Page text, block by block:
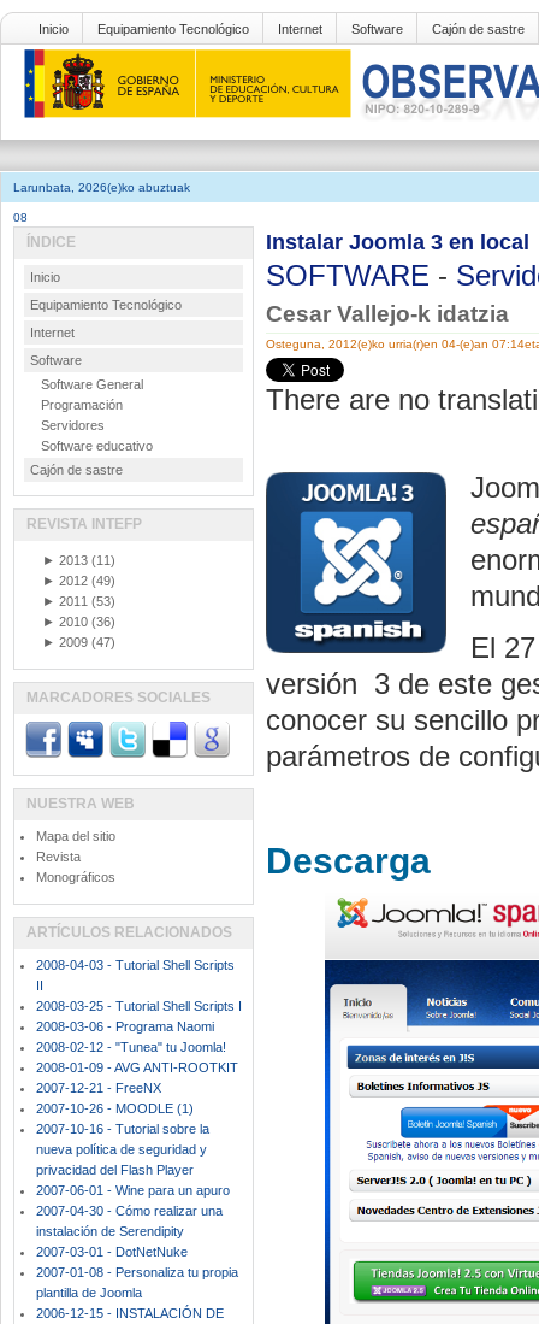
Inicio Equipamiento Tecnológico Internet Software Cajón de sastre
Larunbata, 2026(e)ko abuztuak
08
Instalar Joomla 3 en local
SOFTWARE -
Cesar Vallejo-k idatzia
Osteguna, 2012(e)ko urria(r)en 04-(e)an
There are no
El
versión 3 de este
conocer su sencillo
parámetros de
Descarga
ÍNDICE
Inicio
Equipamiento Tecnológico
Internet
Software
Software General
Programación
Servidores
Software educativo
Cajón de sastre
REVISTA INTEFP
► 2013 (11)
► 2012 (49)
► 2011 (53)
► 2010 (36)
► 2009 (47)
MARCADORES SOCIALES
NUESTRA WEB
Mapa del sitio
Revista
Monográficos
ARTÍCULOS RELACIONADOS
2008-04-03 - Tutorial Shell Scripts
II
2008-03-25 - Tutorial Shell Scripts I
2008-03-06 - Programa Naomi
2008-02-12 - "Tunea" tu Joomla!
2008-01-09 - AVG ANTI-ROOTKIT
2007-12-21 - FreeNX
2007-10-26 - MOODLE (1)
2007-10-16 - Tutorial sobre la
nueva política de seguridad y
privacidad del Flash Player
2007-06-01 - Wine para un apuro
2007-04-30 - Cómo realizar una
instalación de Serendipity
2007-03-01 - DotNetNuke
2007-01-08 - Personaliza tu propia
plantilla de Joomla
2006-12-15 - INSTALACIÓN DE